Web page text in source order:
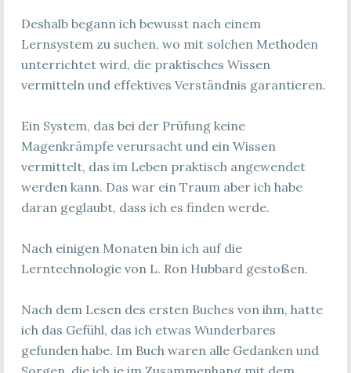
Deshalb begann ich bewusst nach einem
Lernsystem zu suchen, wo mit solchen Methoden
unterrichtet wird, die praktisches Wissen
vermitteln und effektives Verständnis garantieren.
Ein System, das bei der Prüfung keine
Magenkrämpfe verursacht und ein Wissen
vermittelt, das im Leben praktisch angewendet
werden kann. Das war ein Traum aber ich habe
daran geglaubt, dass ich es finden werde.
Nach einigen Monaten bin ich auf die
Lerntechnologie von L. Ron Hubbard gestoßen.
Nach dem Lesen des ersten Buches von ihm, hatte
ich das Gefühl, das ich etwas Wunderbares
gefunden habe. Im Buch waren alle Gedanken und